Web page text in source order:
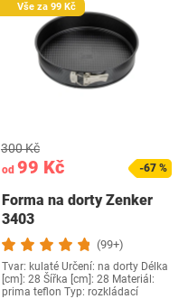
Vše za 99 Kč
od 99 Kč
300 Kč
-67 %
Forma na dorty Zenker
3403
(99+)
Tvar: kulaté Určení: na dorty Délka
[cm]: 28 Šířka [cm]: 28 Materiál:
prima teflon Typ: rozkládací